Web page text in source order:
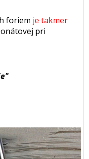
foriem je takmer
pri